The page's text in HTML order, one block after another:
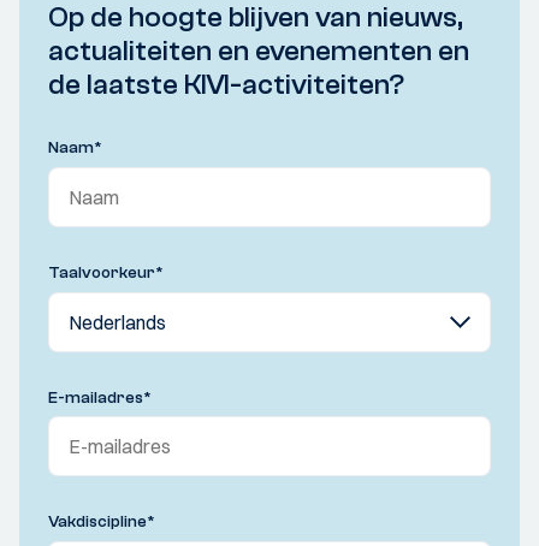
Op de hoogte blijven van nieuws,
actualiteiten en evenementen en
de laatste KIVI-activiteiten?
Naam*
Taalvoorkeur*
E-mailadres*
Vakdiscipline*